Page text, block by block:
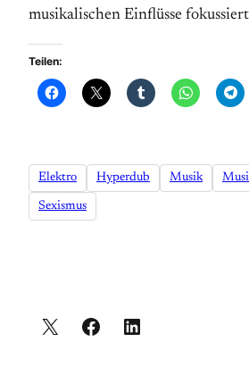
musikalischen Einflüsse
Teilen:
Elektro Hyperdub Musik
Sexismus